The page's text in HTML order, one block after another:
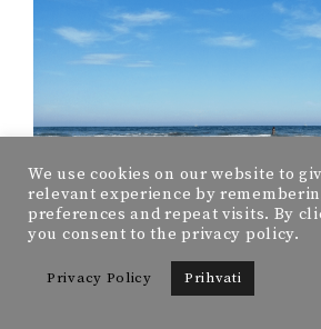
We use cookies on our website to
relevant experience by
preferences and repeat visits. By
you consent to the privacy policy.
Privacy Policy Prihvati